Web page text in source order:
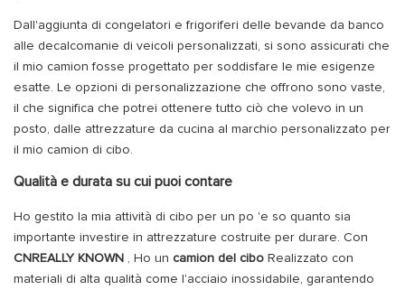
Dall'aggiunta di congelatori e frigoriferi delle bevande da banco
alle decalcomanie di veicoli personalizzati, si sono assicurati che
il mio camion fosse progettato per soddisfare le mie esigenze
esatte. Le opzioni di personalizzazione che offrono sono vaste,
il che significa che potrei ottenere tutto ciò che volevo in un
posto, dalle attrezzature da cucina al marchio personalizzato per
il mio camion di cibo.
Qualità e durata su cui puoi contare
Ho gestito la mia attività di cibo per un po 'e so quanto sia
importante investire in attrezzature costruite per durare. Con
CNREALLY KNOWN , Ho un camion del cibo Realizzato con
materiali di alta qualità come l'acciaio inossidabile, garantendo